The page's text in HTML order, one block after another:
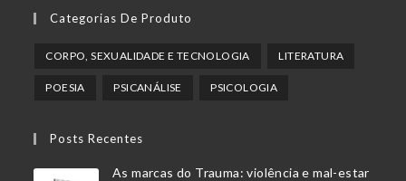
em
aba
em
aba
em
aba
Categorias De Produto
CORPO, SEXUALIDADE E TECNOLOGIA LITERATURA
POESIA PSICANÁLISE PSICOLOGIA
Posts Recentes
As marcas do Trauma: violência e mal-estar